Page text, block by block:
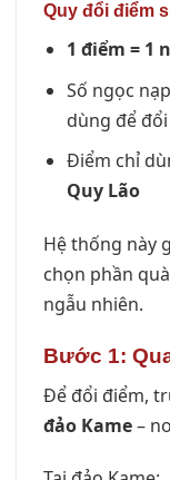
Quy đổi điểm
1 điểm = 1
Số ngọc
dùng để
Điểm chỉ
Quy Lão
Hệ thống này
chọn phần
ngẫu nhiên.
Bước 1:
Để đổi điểm,
đảo Kame–